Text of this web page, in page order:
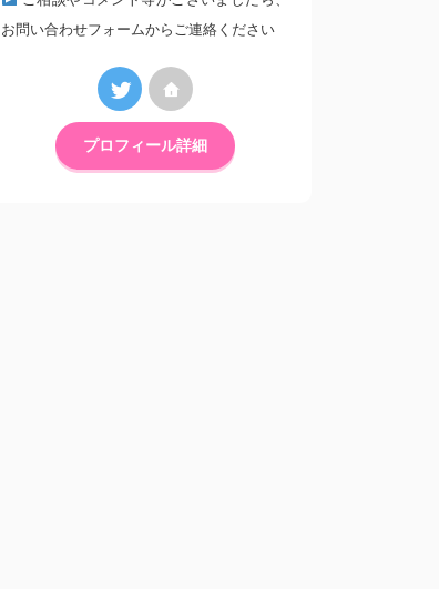
お問い合わせフォームからご連絡ください
プロフィール詳細